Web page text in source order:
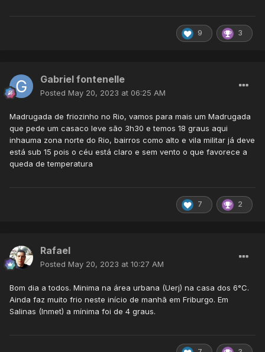
9 3
Gabriel fontenelle
Posted May 20, 2023 at 06:25 AM
Madrugada de friozinho no Rio, vamos para mais um Madrugada
que pede um casaco leve são 3h30 e temos 18 graus aqui
inhauma zona norte do Rio, bairros como alto e vila militar já deve
está sub 15 pois o céu está claro e sem vento o que favorece a
queda de temperatura
7 2
Rafael
Posted May 20, 2023 at 10:27 AM
Bom dia a todos. Minima na área urbana (Uerj) na casa dos 6°C.
Ainda faz muito frio neste início de manhã em Friburgo. Em
Salinas (Inmet) a mínima foi de 4 graus.